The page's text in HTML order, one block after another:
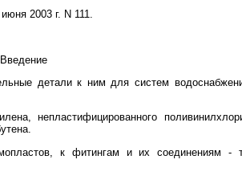
2003 г. N 111.
Введение
детали к ним для систем
непластифицированного
к фитингам и их соединениям -